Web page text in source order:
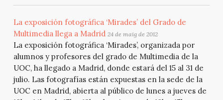
La exposición fotográfica ‘Mirades’ del Grado de
Multimedia llega a Madrid 24 de maig de 2012
La exposición fotográfica ‘Mirades’, organizada por
alumnos y profesores del grado de Multimedia de la
UOC, ha llegado a Madrid, donde estará del 15 al 31 de
julio. Las fotografías están expuestas en la sede de la
UOC en Madrid, abierta al público de lunes a jueves de